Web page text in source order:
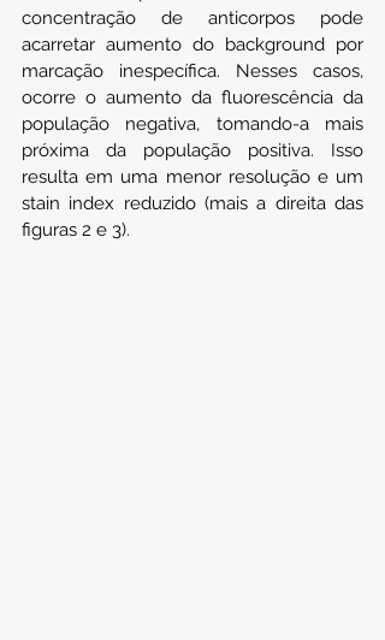
concentração de anticorpos pode
acarretar aumento do background por
marcação inespecífica. Nesses casos,
ocorre o aumento da fluorescência da
população negativa, tomando-a mais
próxima da população positiva. Isso
resulta em uma menor resolução e um
stain index reduzido (mais a direita das
figuras 2 e 3).